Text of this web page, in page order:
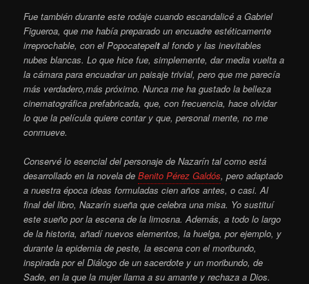
Fue también durante este rodaje cuando escandalicé a Gabriel
Figueroa, que me había preparado un encuadre estéticamente
irreprochable, con el Popocatepeltal fondo y las inevitables
nubes blancas. Lo que hice fue, simplemente, dar media vuelta a
la cámara para encuadrar un paisaje trivial, pero que me parecía
más verdadero,más próximo. Nunca me ha gustado la belleza
cinematográfica prefabricada, que, con frecuencia, hace olvidar
lo que la película quiere contar y que, personal mente, no me
conmueve.
Conservé lo esencial del personaje de Nazarín tal como está
desarrollado en la novela deBenito Pérez Galdós, pero adaptado
a nuestra época ideas formuladas cien años antes, o casi. Al
final del libro, Nazarín sueña que celebra una misa. Yo sustituí
este sueño por la escena de la limosna. Además, a todo lo largo
de la historia, añadí nuevos elementos, la huelga, por ejemplo, y
durante la epidemia de peste, la escena con el moribundo,
inspirada por el Diálogo de un sacerdote y un moribundo, de
Sade, en la que la mujer llama a su amante y rechaza a Dios.